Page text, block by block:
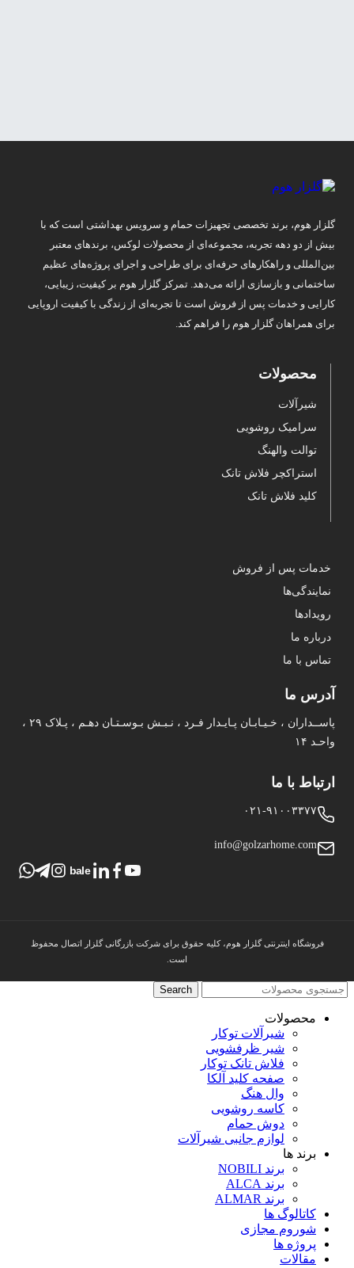
bale
آدرس ما
پاســداران ، خـیـابـان پـایـدار فـرد ، نـبـش بـوسـتـان دهـم ، پـلاک ۲۹ ،
واحـد ۱۴
ارتباط با ما
۰۲۱-۹۱۰۰۳۳۷۷
info@golzarhome.com
گلزار هوم، برند تخصصی تجهیزات حمام و سرویس بهداشتی است که با
بیش از دو دهه تجربه، مجموعه‌ای از محصولات لوکس، برندهای معتبر
بین‌المللی و راهکارهای حرفه‌ای برای طراحی و اجرای پروژه‌های عظیم
ساختمانی و بازسازی ارائه می‌دهد. تمرکز گلزار هوم بر کیفیت، زیبایی،
کارایی و خدمات پس از فروش است تا تجربه‌ای از زندگی با کیفیت اروپایی
برای همراهان گلزار هوم را فراهم کند.
خدمات پس از فروش
نمایندگی‌ها
رویدادها
درباره ما
تماس با ما
محصولات
شیرآلات
سرامیک روشویی
توالت والهنگ
استراکچر فلاش تانک
کلید فلاش تانک
فروشگاه اینترنتی گلزار هوم، کلیه حقوق برای شرکت بازرگانی گلزار اتصال محفوظ
است.
Search
محصولات
شیرآلات توکار
شیر ظرفشویی
فلاش تانک توکار
صفحه کلید آلکا
وال هنگ
کاسه روشویی
دوش حمام
لوازم جانبی شیرآلات
برند ها
برند NOBILI
برند ALCA
برند ALMAR
کاتالوگ ها
شوروم مجازی
پروژه ها
مقالات